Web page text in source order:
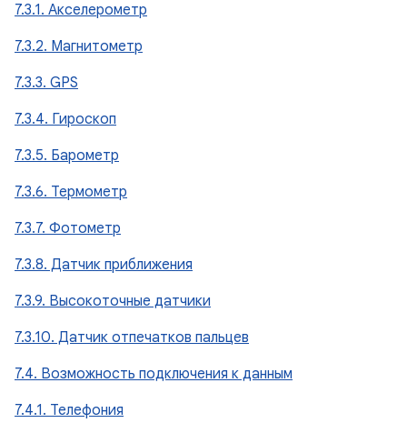
7.3.1. Акселерометр
7.3.2. Магнитометр
7.3.3. GPS
7.3.4. Гироскоп
7.3.5. Барометр
7.3.6. Термометр
7.3.7. Фотометр
7.3.8. Датчик приближения
7.3.9. Высокоточные датчики
7.3.10. Датчик отпечатков пальцев
7.4. Возможность подключения к данным
7.4.1. Телефония